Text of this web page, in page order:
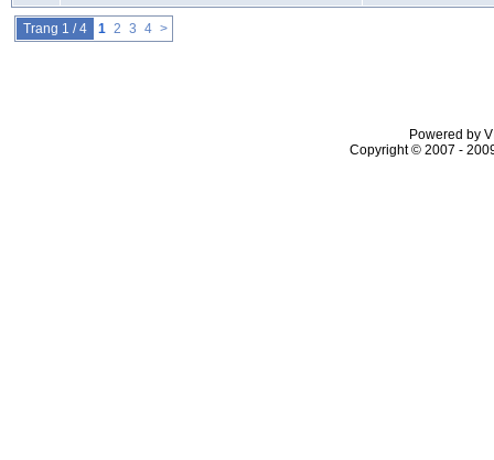
Trang 1 / 4 1 2 3 4 >
Powered by
Copyright © 2007 -